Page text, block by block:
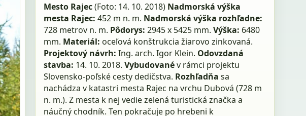
Mesto Rajec(Foto: 14. 10. 2018) Nadmorská výška
mesta Rajec: 452 m n. m. Nadmorská výška rozhľadne:
728 metrov n. m. Pôdorys: 2945 x 5425 mm. Výška: 6480
mm. Materiál: oceľová konštrukcia žiarovo zinkovaná.
Projektový návrh: Ing. arch. Igor Klein. Odovzdaná
stavba: 14. 10. 2018. Vybudovanév rámci projektu
Slovensko-poľské cesty dedičstva. Rozhľadňa sa
nachádza v katastri mesta Rajec na vrchu Dubová (728 m
n. m.). Z mesta k nej vedie zelená turistická značka a
náučný chodník. Ten pokračuje po hrebeni k